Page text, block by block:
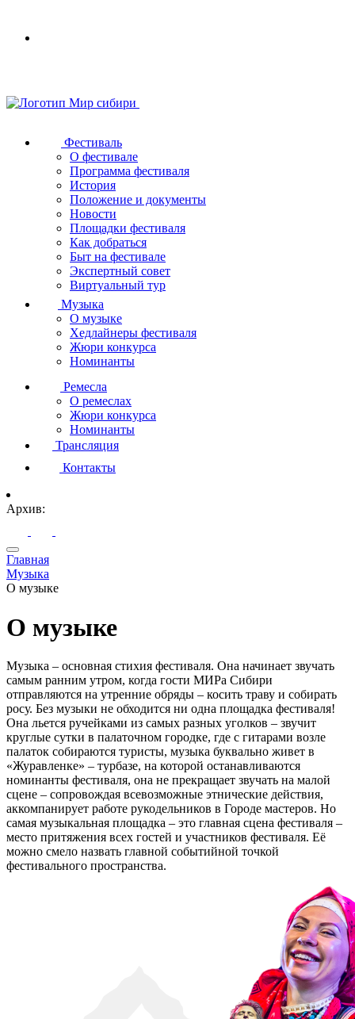
browser
Фестиваль
О фестивале
Программа фестиваля
История
Положение и документы
Новости
Площадки фестиваля
Как добраться
Быт на фестивале
Экспертный совет
Виртуальный тур
Музыка
О музыке
Хедлайнеры фестиваля
Жюри конкурса
Номинанты
Ремесла
О ремеслах
Жюри конкурса
Номинанты
Трансляция
Контакты
Архив:
Главная
Музыка
О музыке
О музыке
Музыка – основная стихия фестиваля. Она начинает звучать
самым ранним утром, когда гости МИРа Сибири
отправляются на утренние обряды – косить траву и собирать
росу. Без музыки не обходится ни одна площадка фестиваля!
Она льется ручейками из самых разных уголков – звучит
круглые сутки в палаточном городке, где с гитарами возле
палаток собираются туристы, музыка буквально живет в
«Журавленке» – турбазе, на которой останавливаются
номинанты фестиваля, она не прекращает звучать на малой
сцене – сопровождая всевозможные этнические действия,
аккомпанирует работе рукодельников в Городе мастеров. Но
самая музыкальная площадка – это главная сцена фестиваля –
место притяжения всех гостей и участников фестиваля. Её
можно смело назвать главной событийной точкой
фестивального пространства.